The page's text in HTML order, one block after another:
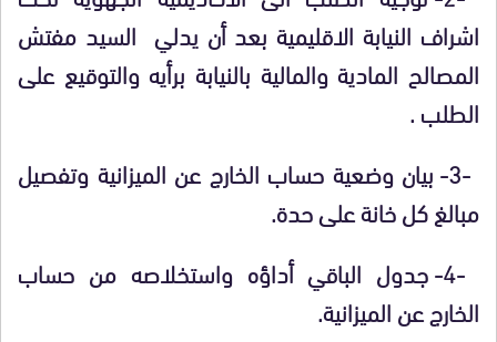
اشراف النيابة الاقليمية بعد أن يدلي السيد مفتش
المصالح المادية والمالية بالنيابة برأيه والتوقيع على
الطلب .
-3- بيان وضعية حساب الخارج عن الميزانية وتفصيل
مبالغ كل خانة على حدة.
-4- جدول الباقي أداؤه واستخلاصه من حساب
الخارج عن الميزانية.